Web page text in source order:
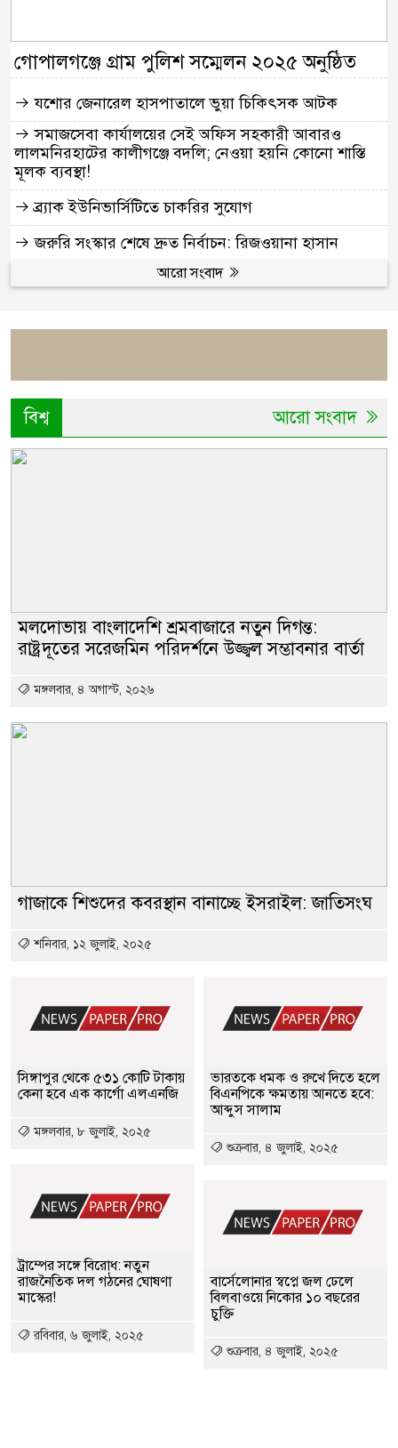
গোপালগঞ্জে গ্রাম পুলিশ সম্মেলন ২০২৫ অনুষ্ঠিত
যশোর জেনারেল হাসপাতালে ভুয়া চিকিৎসক আটক
সমাজসেবা কার্যালয়ের সেই অফিস সহকারী আবারও
লালমনিরহাটের কালীগঞ্জে বদলি; নেওয়া হয়নি কোনো শাস্তি
মূলক ব্যবস্থা!
ব্র্যাক ইউনিভার্সিটিতে চাকরির সুযোগ
জরুরি সংস্কার শেষে দ্রুত নির্বাচন: রিজওয়ানা হাসান
আরো সংবাদ
বিশ্ব আরো সংবাদ
মলদোভায় বাংলাদেশি শ্রমবাজারে নতুন দিগন্ত:
রাষ্ট্রদূতের সরেজমিন পরিদর্শনে উজ্জ্বল সম্ভাবনার বার্তা
মঙ্গলবার, ৪ অগাস্ট, ২০২৬
গাজাকে শিশুদের কবরস্থান বানাচ্ছে ইসরাইল: জাতিসংঘ
শনিবার, ১২ জুলাই, ২০২৫
সিঙ্গাপুর থেকে ৫৩১ কোটি টাকায়
কেনা হবে এক কার্গো এলএনজি
মঙ্গলবার, ৮ জুলাই, ২০২৫
ট্রাম্পের সঙ্গে বিরোধ: নতুন
রাজনৈতিক দল গঠনের ঘোষণা
মাস্কের!
রবিবার, ৬ জুলাই, ২০২৫
ভারতকে ধমক ও রুখে দিতে হলে
বিএনপিকে ক্ষমতায় আনতে হবে:
আব্দুস সালাম
শুক্রবার, ৪ জুলাই, ২০২৫
বার্সেলোনার স্বপ্নে জল ঢেলে
বিলবাওয়ে নিকোর ১০ বছরের
চুক্তি
শুক্রবার, ৪ জুলাই, ২০২৫